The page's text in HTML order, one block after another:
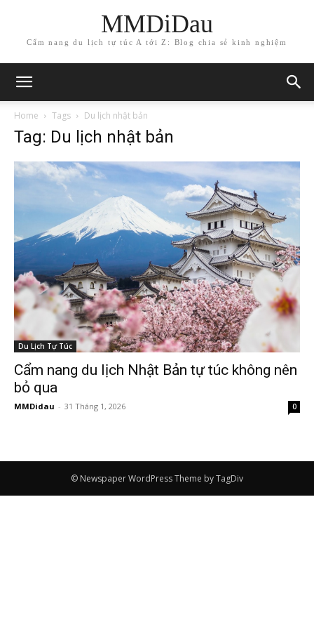
MMDiDau
Cẩm nang du lịch tự túc A tới Z: Blog chia sẻ kinh nghiệm
Home Tags Du lịch nhật bản
Tag: Du lịch nhật bản
Du Lịch Tự Túc
Cẩm nang du lịch Nhật Bản tự túc không nên
bỏ qua
MMDidau - 31 Tháng 1, 2026 0
© Newspaper WordPress Theme by TagDiv